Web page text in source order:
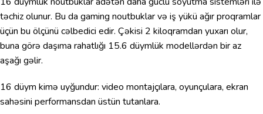
təchiz olunur. Bu da gaming noutbuklar və iş yükü ağır proqramlar
üçün bu ölçünü cəlbedici edir. Çəkisi 2 kiloqramdan yuxarı olur,
buna görə daşıma rahatlığı 15.6 düymlük modellərdən bir az
aşağı gəlir.
16 düym kimə uyğundur: video montajçılara, oyunçulara, ekran
sahəsini performansdan üstün tutanlara.